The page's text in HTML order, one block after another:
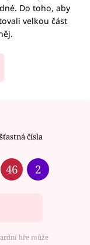
Do toho, aby
velkou část
čísla
46 2
hře může